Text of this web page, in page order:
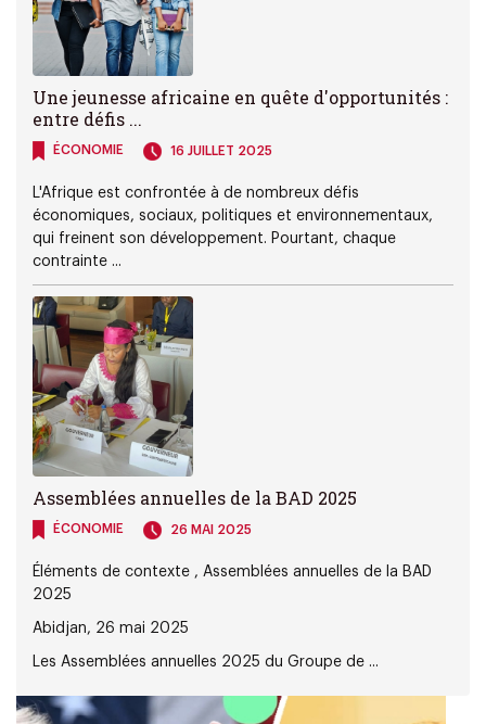
Une jeunesse africaine en quête d'opportunités :
entre défis ...
ÉCONOMIE 16 JUILLET 2025
L'Afrique est confrontée à de nombreux défis
économiques, sociaux, politiques et environnementaux,
qui freinent son développement. Pourtant, chaque
contrainte ...
Assemblées annuelles de la BAD 2025
ÉCONOMIE 26 MAI 2025
Éléments de contexte , Assemblées annuelles de la BAD
2025
Abidjan, 26 mai 2025
Les Assemblées annuelles 2025 du Groupe de ...